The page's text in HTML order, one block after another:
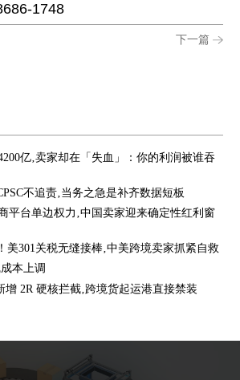
1748
下一篇
亿‚卖家却在「失血」：你的利润被谁吞
不追责‚当务之急是补齐数据短板
平台单边权力‚中国卖家迎来确定性红利窗
美301关税无缝接棒‚中美跨境卖家抓紧自救
本上调
增 2R 硬核拦截‚跨境货起运港直接禁装